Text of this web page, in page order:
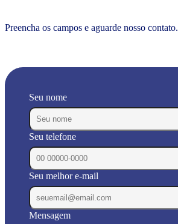
Preencha os campos e aguarde nosso contato.
Seu nome
Seu telefone
Seu melhor e-mail
Mensagem